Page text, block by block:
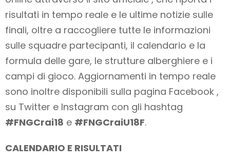
risultati in tempo reale e le ultime notizie sulle
finali, oltre a raccogliere tutte le informazioni
sulle squadre partecipanti, il calendario e la
formula delle gare, le strutture alberghiere e i
campi di gioco. Aggiornamenti in tempo reale
sono inoltre disponibili sulla pagina Facebook ,
su Twitter e Instagram con gli hashtag
#FNGCrai18 e #FNGCraiU18F.
CALENDARIO E RISULTATI